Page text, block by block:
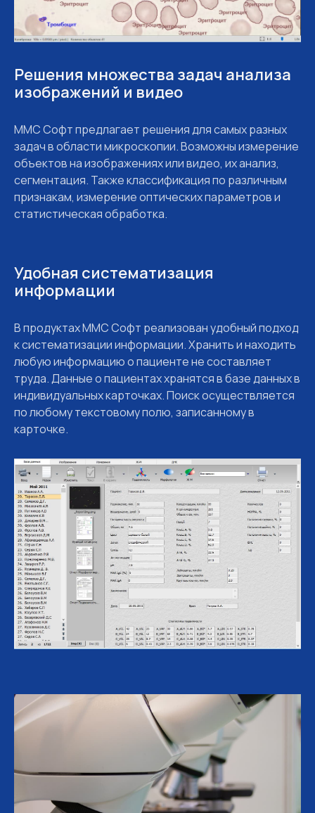
Решения множества задач анализа
изображений и видео
MMC Софт предлагает решения для самых разных
задач в области микроскопии. Возможны измерение
объектов на изображениях или видео, их анализ,
сегментация. Также классификация по различным
признакам, измерение оптических параметров и
статистическая обработка.
Удобная систематизация
информации
В продуктах MMC Софт реализован удобный подход
к систематизации информации. Хранить и находить
любую информацию о пациенте не составляет
труда. Данные о пациентах хранятся в базе данных в
индивидуальных карточках. Поиск осуществляется
по любому текстовому полю, записанному в
карточке.